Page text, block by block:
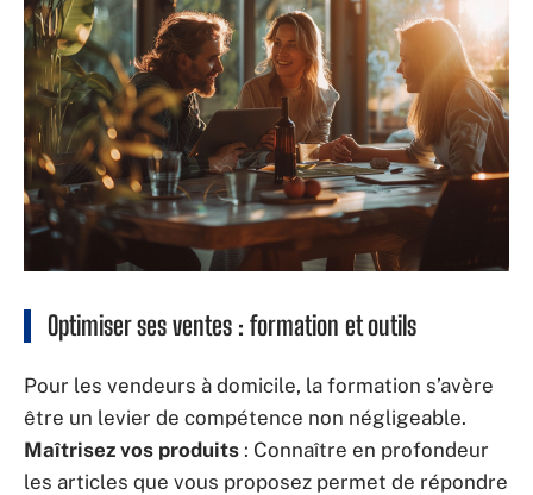
Optimiser ses ventes : formation et outils
Pour les vendeurs à domicile, la formation s’avère
être un levier de compétence non négligeable.
Maîtrisez vos produits : Connaître en profondeur
les articles que vous proposez permet de répondre